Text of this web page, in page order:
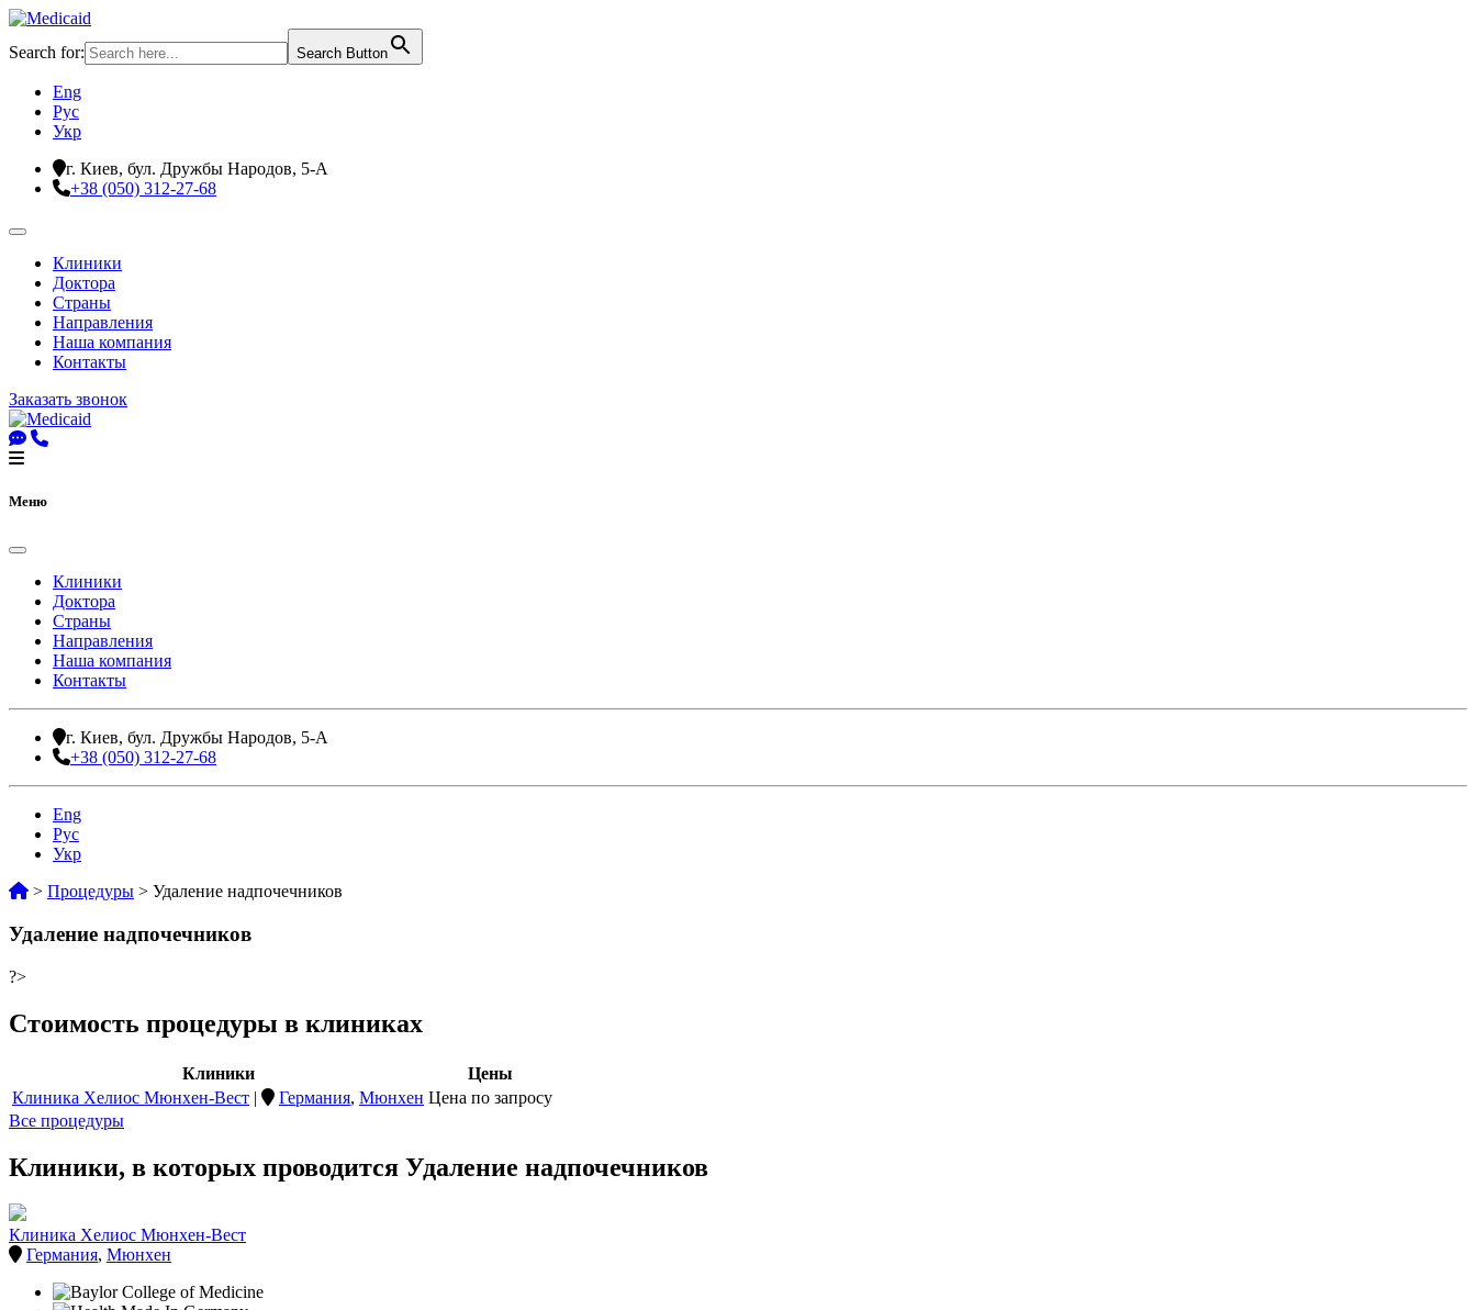
Search for: Search Button
Eng
Рус
Укр
г. Киев, бул. Дружбы Народов, 5-А
+38 (050) 312-27-68
Клиники
Доктора
Страны
Направления
Наша компания
Контакты
Заказать звонок
Меню
Клиники
Доктора
Страны
Направления
Наша компания
Контакты
г. Киев, бул. Дружбы Народов, 5-А
+38 (050) 312-27-68
Eng
Рус
Укр
> Процедуры > Удаление надпочечников
Удаление надпочечников
?>
Стоимость процедуры в клиниках
Клиники
Цены
Клиника Хелиос Мюнхен-Вест | Германия, Мюнхен Цена по запросу
Все процедуры
Клиники, в которых проводится Удаление надпочечников
Клиника Хелиос Мюнхен-Вест
Германия, Мюнхен